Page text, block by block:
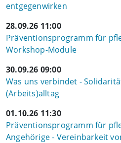
entgegenwirken
28.09.26 11:00
Präventionsprogramm für
Workshop-Module
30.09.26 09:00
Was uns verbindet -
(Arbeits)alltag
01.10.26 11:30
Präventionsprogramm für
Angehörige - Vereinbarkeit